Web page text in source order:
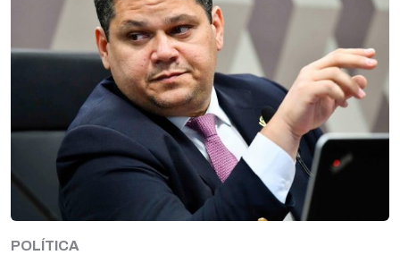
POLÍTICA